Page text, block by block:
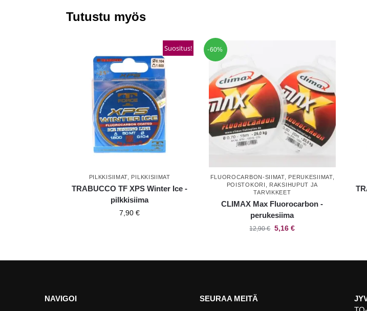
Tutustu myös
Suositus!
PILKKISIIMAT, PILKKISIIMAT
TRABUCCO TF XPS Winter Ice -
pilkkisiima
7,90€
-60%
FLUOROCARBON-SIIMAT, PERUKESIIMAT,
POISTOKORI , RAKSIHUPUT JA
TARVIKKEET
CLIMAX Max Fluorocarbon -
perukesiima
12,90€ 5,16€
NAVIGOI SEURAA MEITÄ